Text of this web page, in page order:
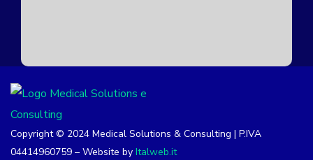
Copyright © 2024 Medical Solutions & Consulting | P.IVA
04414960759 – Website by Italweb.it